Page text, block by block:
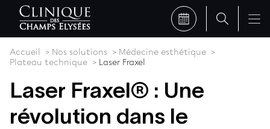
Accueil Nos solutions
Médecine esthétique
Plateau technique
Laser Fraxel
Laser Fraxel® : Une
révolution dans le